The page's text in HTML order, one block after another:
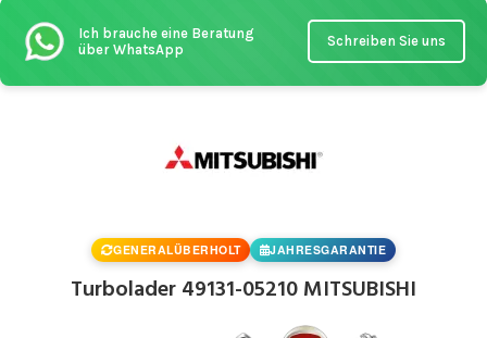
Ich brauche eine Beratung
über WhatsApp
Schreiben Sie uns
GENERALÜBERHOLT JAHRESGARANTIE
Turbolader 49131-05210 MITSUBISHI